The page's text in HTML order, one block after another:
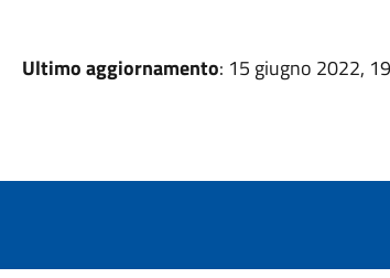
Ultimo aggiornamento: 15 giugno 2022,